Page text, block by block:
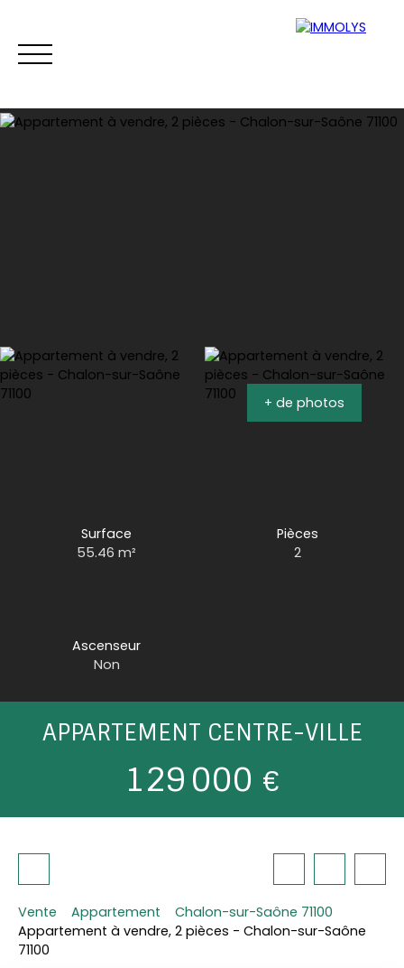
Estimation
+ de photos
Surface
55.46m²
Pièces
2
Ascenseur
Non
APPARTEMENT CENTRE-VILLE
129 000 €
Vente Appartement
Chalon-sur-Saône 71100
Appartement à vendre, 2 pièces - Chalon-sur-Saône
71100